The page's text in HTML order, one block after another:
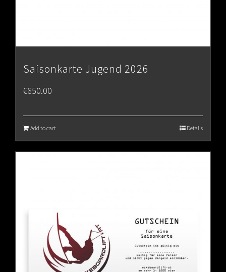
Saisonkarte Jugend 2026
€650.00
Add to cart Details